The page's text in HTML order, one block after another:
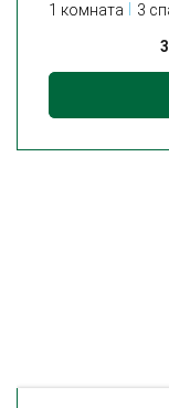
1 комната 3